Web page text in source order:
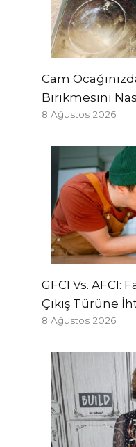
Cam
Birikmesini
8 Ağustos 2026
GFCI Vs. AFCI:
Çıkış Türüne
8 Ağustos 2026